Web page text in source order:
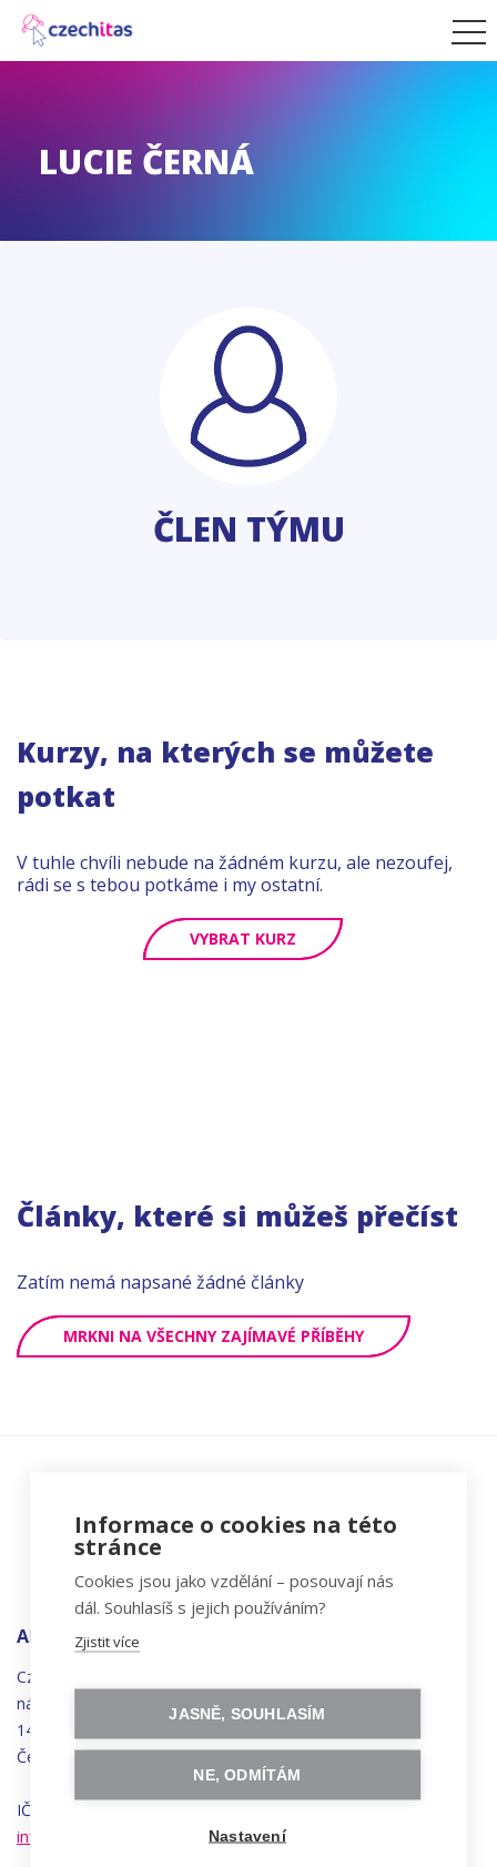
LUCIE ČERNÁ
ČLEN TÝMU
Kurzy, na kterých se můžete
potkat
V tuhle chvíli nebude na žádném kurzu, ale nezoufej,
rádi se s tebou potkáme i my ostatní.
VYBRAT KURZ
Články, které si můžeš přečíst
Zatím nemá napsané žádné články
MRKNI NA VŠECHNY ZAJÍMAVÉ PŘÍBĚHY
ADRESA
Czechitas, z.ú.
náměstí
Synků 1748/17
140 00 Praha 4 - Nusle
Česká republika
IČO 22834958 | DIČ CZ22834958
info@czechitas.cz
Informace o cookies na této
stránce
Cookies jsou jako vzdělání – posouvají nás
dál. Souhlasíš s jejich používáním?
Zjistit více
JASNĚ, SOUHLASÍM
NE, ODMÍTÁM
Nastavení